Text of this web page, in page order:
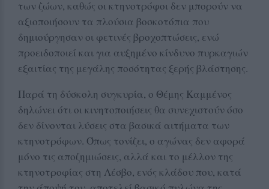
των ζώων, καθώς οι κτηνοτρόφοι δεν μπορούν να
αξιοποιήσουν τα πλούσια βοσκοτόπια που
δημιούργησαν οι φετινές βροχοπτώσεις, ενώ
προειδοποιεί και για αυξημένο κίνδυνο πυρκαγιών
εξαιτίας της μεγάλης ποσότητας ξερής βλάστησης.
Παρά τη δύσκολη συγκυρία, ο Θέμης Καμμένος
δηλώνει ότι οι κινητοποιήσεις θα συνεχιστούν όσο
δεν δίνονται λύσεις στα βασικά αιτήματα των
κτηνοτρόφων. Όπως τονίζει, ο αγώνας δεν αφορά
μόνο τις αποζημιώσεις, αλλά και το μέλλον της
κτηνοτροφίας στη Λέσβο, ενός κλάδου που, κατά